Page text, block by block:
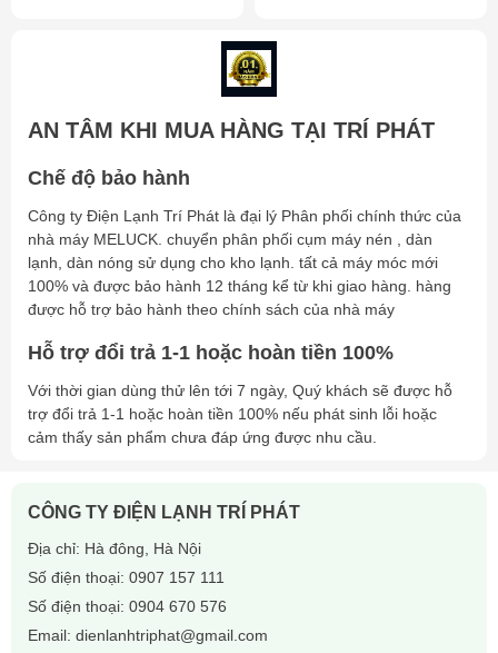
AN TÂM KHI MUA HÀNG TẠI TRÍ PHÁT
Chế độ bảo hành
Công ty Điện Lạnh Trí Phát là đại lý Phân phối chính thức của
nhà máy MELUCK. chuyển phân phối cụm máy nén , dàn
lạnh, dàn nóng sử dụng cho kho lạnh. tất cả máy móc mới
100% và được bảo hành 12 tháng kể từ khi giao hàng. hàng
được hỗ trợ bảo hành theo chính sách của nhà máy
Hỗ trợ đổi trả 1-1 hoặc hoàn tiền 100%
Với thời gian dùng thử lên tới 7 ngày, Quý khách sẽ được hỗ
trợ đổi trả 1-1 hoặc hoàn tiền 100% nếu phát sinh lỗi hoặc
cảm thấy sản phẩm chưa đáp ứng được nhu cầu.
CÔNG TY ĐIỆN LẠNH TRÍ PHÁT
Địa chỉ: Hà đông, Hà Nội
Số điện thoại: 0907 157 111
Số điện thoại: 0904 670 576
Email: dienlanhtriphat@gmail.com